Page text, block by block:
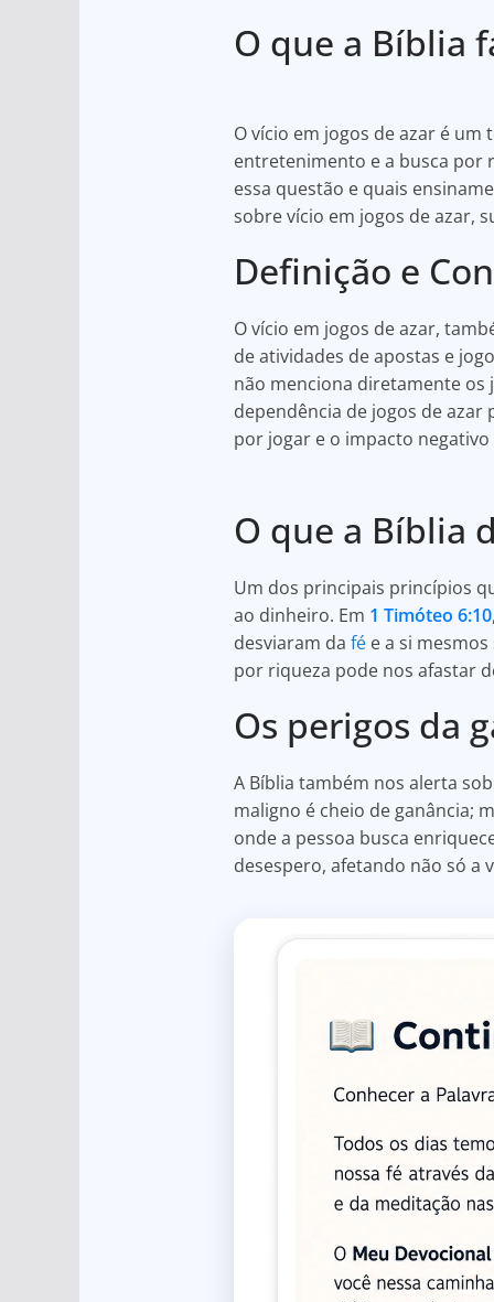
at
A
p
p
c
b
o
o
k
ar
O que a Bíblia
O vício em jogos de azar é
entretenimento e a busca por
essa questão e quais
sobre vício em jogos de azar,
Definição e
O vício em jogos de azar,
de atividades de apostas e
não menciona diretamente os
dependência de jogos de
por jogar e o impacto
O que a Bíblia
Um dos principais princípios
ao dinheiro. Em 1 Timóteo 6:10
desviaram da fé e a si
por riqueza pode nos afastar
Os perigos da
A Bíblia também nos alerta
maligno é cheio de ganância;
onde a pessoa busca
desespero, afetando não só a